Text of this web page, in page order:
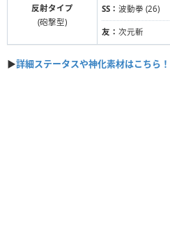
反射タイプ
(砲撃型)
SS： 波動拳 (26)
友： 次元斬
▶詳細ステータスや神化素材はこちら！